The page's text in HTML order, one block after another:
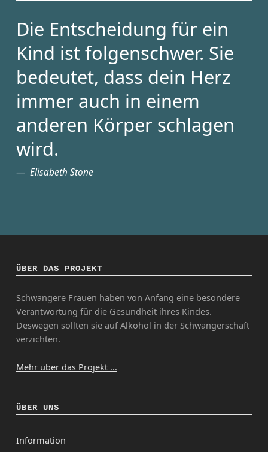
Die Entscheidung für ein
Kind ist folgenschwer. Sie
bedeutet, dass dein Herz
immer auch in einem
anderen Körper schlagen
wird.
Elisabeth Stone
ÜBER DAS PROJEKT
Schwangere Frauen haben von Anfang eine besondere
Verantwortung für die Gesundheit ihres Kindes.
Deswegen sollten sie auf Alkohol in der Schwangerschaft
verzichten.
Mehr über das Projekt ...
ÜBER UNS
Information